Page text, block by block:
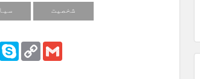
شخصیت
SkypeCopy
Link
Gmail